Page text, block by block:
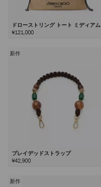
ドローストリング トート ミディアム
¥121,000
新作
ブレイデッドストラップ
¥42,900
新作